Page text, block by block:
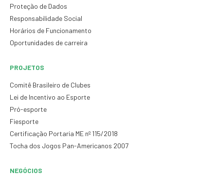
Proteção de Dados
Responsabilidade Social
Horários de Funcionamento
Oportunidades de carreira
PROJETOS
Comitê Brasileiro de Clubes
Lei de Incentivo ao Esporte
Pró-esporte
Fiesporte
Certificação Portaria ME nº 115/2018
Tocha dos Jogos Pan-Americanos 2007
NEGÓCIOS